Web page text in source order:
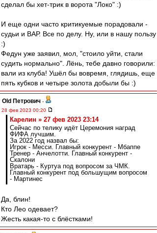
сделал бы хет-трик в ворота "Локо" :)
И еще одни часто критикуемые порадовали -
судьи и ВАР. Все по делу. Ну, или в нашу пользу
:)
Федун уже заявил, мол, "стоило уйти, стали
судить нормально". Лёнь, тебе давно говорили:
вали из клуба! Ушёл бы вовремя, глядишь, еще
пять кубков и четыре золота добыли бы :)
Old Петрович -
28 фев 2023 00:20
Карелин » 27 фев 2023 23:14
Сейчас по телику идёт Церемония наград
ФИФА лучшим.
За 2022 год назвал бы:
Игрок - Месси. Главный конкурент - Мбаппе
Тренер - Анчелотти. Главный конкурент -
Скалони
Вратарь - Куртуа под вопросом за ЧМК.
Главный конкурент под большущим вопросом
- Мартинес
Да, блин!
Кто Лео одевает?
Жесть какая-то с блёстками!